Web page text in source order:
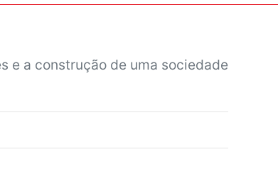
e a construção de uma sociedade